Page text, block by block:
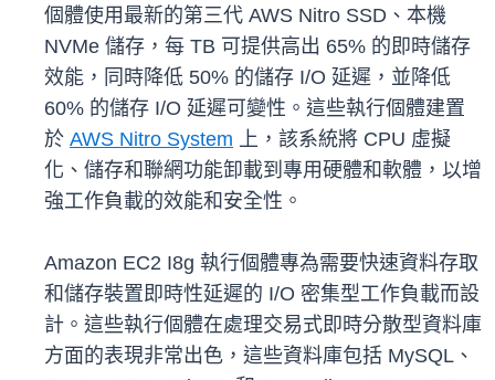
個體使用最新的第三代 AWS Nitro SSD、本機
NVMe 儲存，每 TB 可提供高出 65% 的即時儲存
效能，同時降低 50% 的儲存 I/O 延遲，並降低
60% 的儲存 I/O 延遲可變性。這些執行個體建置
於 AWS Nitro System 上，該系統將 CPU 虛擬
化、儲存和聯網功能卸載到專用硬體和軟體，以增
強工作負載的效能和安全性。
Amazon EC2 I8g 執行個體專為需要快速資料存取
和儲存裝置即時性延遲的 I/O 密集型工作負載而設
計。這些執行個體在處理交易式即時分散型資料庫
方面的表現非常出色，這些資料庫包括 MySQL、